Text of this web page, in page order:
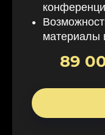
материалы
89